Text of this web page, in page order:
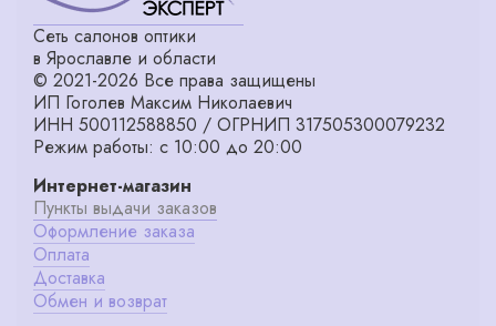
Сеть салонов оптики
в Ярославле и области
© 2021-2026 Все права защищены
ИП Гоголев Максим Николаевич
ИНН 500112588850 / ОГРНИП 317505300079232
Режим работы: с 10:00 до 20:00
Интернет-магазин
Пункты выдачи заказов
Оформление заказа
Оплата
Доставка
Обмен и возврат